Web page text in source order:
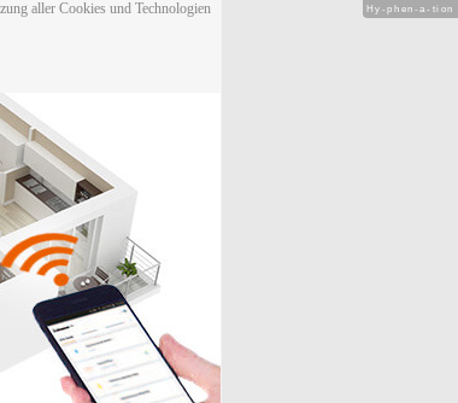
aller Cookies und Technologien
Hy-phen-a-tion